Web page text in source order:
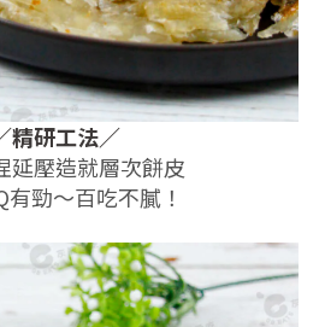
精研工法／
延壓造就層次餅皮
有勁～百吃不膩！